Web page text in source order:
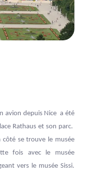
avion depuis Nice a été
Rathaus et son parc.
se trouve le musée
fois avec le musée
vers le musée Sissi.